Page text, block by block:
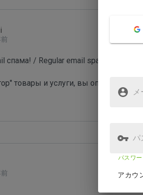
спама! / Regular email spam sending!
товары и услуги, вы оправдаете
メ
名
パ
パスワ
アカウ